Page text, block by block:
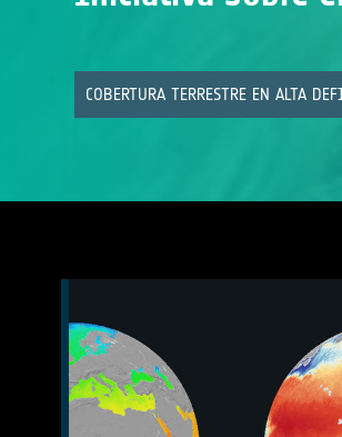
COBERTURA TERRESTRE EN ALTA